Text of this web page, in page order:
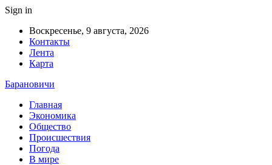
Sign in
Воскресенье, 9 августа, 2026
Контакты
Лента
Карта
Барановичи
Главная
Экономика
Общество
Происшествия
Погода
В мире